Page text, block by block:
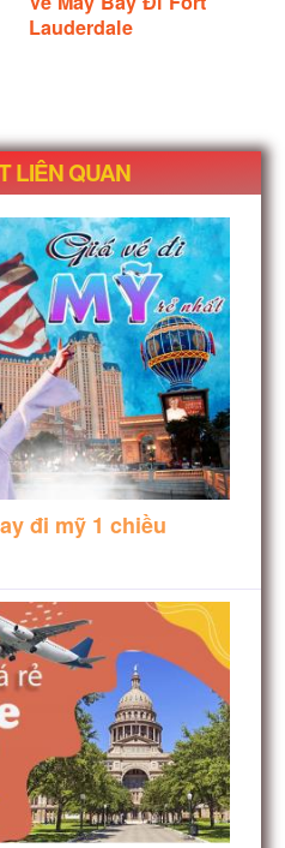
Lauderdale
LIÊN QUAN
đi mỹ 1 chiều